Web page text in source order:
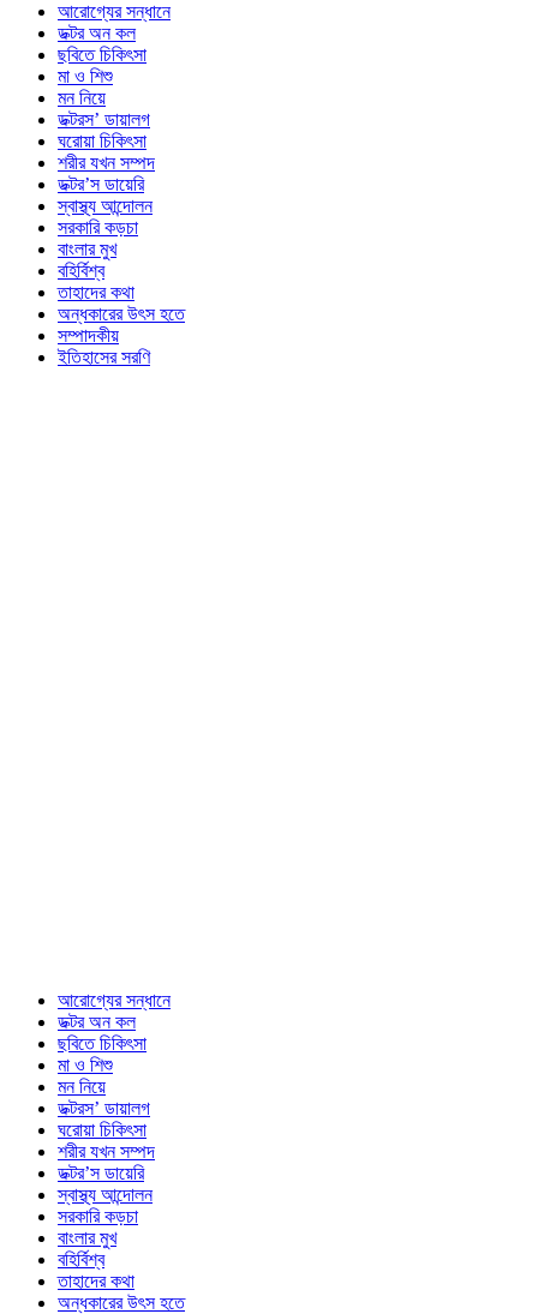
আরোগ্যের সন্ধানে
ডক্টর অন কল
ছবিতে চিকিৎসা
মা ও শিশু
মন নিয়ে
ডক্টরস’ ডায়ালগ
ঘরোয়া চিকিৎসা
শরীর যখন সম্পদ
ডক্টর’স ডায়েরি
স্বাস্থ্য আন্দোলন
সরকারি কড়চা
বাংলার মুখ
বহির্বিশ্ব
তাহাদের কথা
অন্ধকারের উৎস হতে
সম্পাদকীয়
ইতিহাসের সরণি
আরোগ্যের সন্ধানে
ডক্টর অন কল
ছবিতে চিকিৎসা
মা ও শিশু
মন নিয়ে
ডক্টরস’ ডায়ালগ
ঘরোয়া চিকিৎসা
শরীর যখন সম্পদ
ডক্টর’স ডায়েরি
স্বাস্থ্য আন্দোলন
সরকারি কড়চা
বাংলার মুখ
বহির্বিশ্ব
তাহাদের কথা
অন্ধকারের উৎস হতে